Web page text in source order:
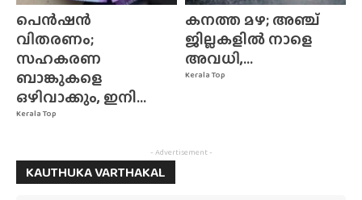
Kerala Top
പെൻഷൻ
വിതരണം;
സഹകരണ
ബാങ്കുകളെ
ഒഴിവാക്കും, ഇനി...
Kerala Top
കനത്ത മഴ; അഞ്ച്
ജില്ലകളിൽ നാളെ
അവധി,...
- Advertisement -
KAUTHUKA VARTHAKAL